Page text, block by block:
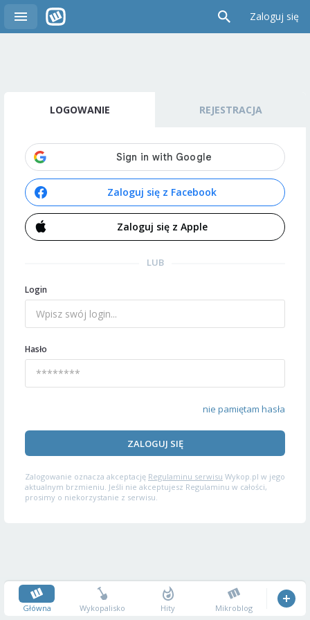
Zaloguj się
LOGOWANIE REJESTRACJA
Zaloguj się z Facebook
Zaloguj się z Apple
LUB
Login
Hasło
nie pamiętam hasła
ZALOGUJ SIĘ
Zalogowanie oznacza akceptację Regulaminu serwisu Wykop.pl w jego
aktualnym brzmieniu. Jeśli nie akceptujesz Regulaminu w całości,
prosimy o niekorzystanie z serwisu.
Główna Wykopalisko Hity Mikroblog